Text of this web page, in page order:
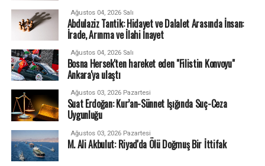
Ağustos 04, 2026 Salı
Abdulaziz Tantik: Hidayet ve Dalalet Arasında İnsan:
İrade, Arınma ve İlahi İnayet
Ağustos 04, 2026 Salı
Bosna Hersek'ten hareket eden "Filistin Konvoyu"
Ankara'ya ulaştı
Ağustos 03, 2026 Pazartesi
Suat Erdoğan: Kur’an-Sünnet Işığında Suç-Ceza
Uygunluğu
Ağustos 03, 2026 Pazartesi
M. Ali Akbulut: Riyad'da Ölü Doğmuş Bir İttifak